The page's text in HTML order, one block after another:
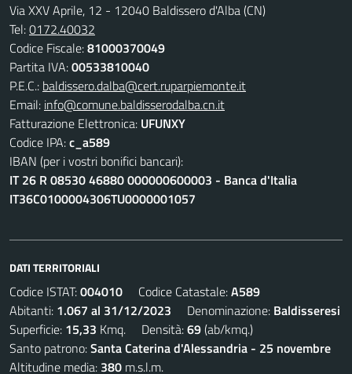
Via XXV Aprile, 12 - 12040 Baldissero d'Alba (CN)
Tel:0172.40032
Codice Fiscale:81000370049
Partita IVA:00533810040
P.E.C.: baldissero.dalba@cert.ruparpiemonte.it
Email: info@comune.baldisserodalba.cn.it
Fatturazione Elettronica: UFUNXY
Codice IPA:c_a589
IBAN (per i vostri bonifici bancari):
IT 26 R 08530 46880 000000600003 - Banca d'Italia
IT36C0100004306TU0000001057
DATI TERRITORIALI
Codice ISTAT:004010 Codice Catastale:A589
Abitanti: 1.067 al 31/12/2023 Denominazione: Baldisseresi
Superficie: 15,33 Kmq. Densità:69(ab/kmq.)
Santo patrono:Santa Caterina d'Alessandria - 25 novembre
Altitudine media: 380 m.s.l.m.